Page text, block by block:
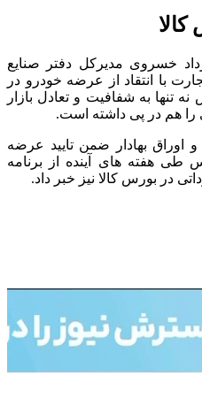
خسروی مدیرکل دفتر صنایع
با انتقاد از عرضه خودرو در
تنها به شفافیت و تعادل بازار
را هم در پی داشته است.
اوراق بهادار ضمن تایید عرضه
طی هفته های آینده از برنامه
در بورس کالا نیز خبر داد.